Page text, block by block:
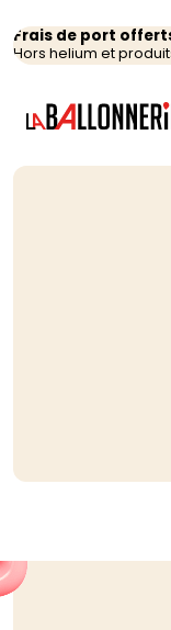
Frais de port
Hors helium et